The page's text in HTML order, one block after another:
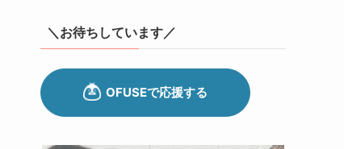
＼お待ちしています／